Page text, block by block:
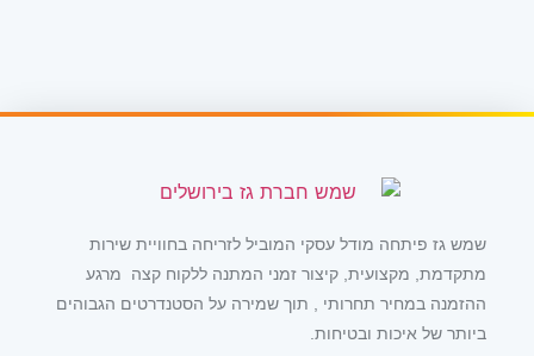
שמש גז פיתחה מודל עסקי המוביל לזריחה בחוויית שירות
מתקדמת, מקצועית, קיצור זמני המתנה ללקוח קצה מרגע
ההזמנה במחיר תחרותי , תוך שמירה על הסטנדרטים הגבוהים
ביותר של איכות ובטיחות.